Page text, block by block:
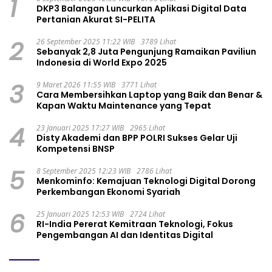
1
DKP3 Balangan Luncurkan Aplikasi Digital Data
Pertanian Akurat SI-PELITA
2 26 September 2025 11:22 WIB 3789 Lihat
Sebanyak 2,8 Juta Pengunjung Ramaikan Paviliun
Indonesia di World Expo 2025
3 9 Maret 2026 11:55 WIB 3771 Lihat
Cara Membersihkan Laptop yang Baik dan Benar &
Kapan Waktu Maintenance yang Tepat
4 23 Januari 2025 17:27 WIB 2965 Lihat
Disty Akademi dan BPP POLRI Sukses Gelar Uji
Kompetensi BNSP
5 8 September 2025 12:23 WIB 2786 Lihat
Menkominfo: Kemajuan Teknologi Digital Dorong
Perkembangan Ekonomi Syariah
6 25 Januari 2025 12:53 WIB 2724 Lihat
RI-India Pererat Kemitraan Teknologi, Fokus
Pengembangan AI dan Identitas Digital